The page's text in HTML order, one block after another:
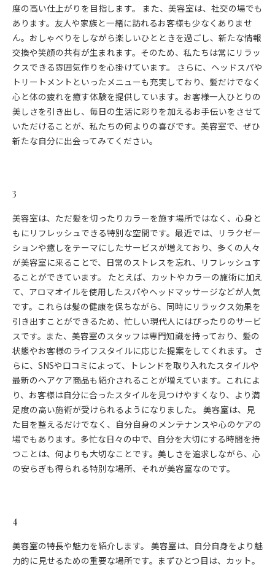
度の高い仕上がりを目指します。 また、美容室は、社交の場でも
あります。友人や家族と一緒に訪れるお客様も少なくありませ
ん。おしゃべりをしながら楽しいひとときを過ごし、新たな情報
交換や笑顔の共有が生まれます。そのため、私たちは常にリラッ
クスできる雰囲気作りを心掛けています。 さらに、ヘッドスパや
トリートメントといったメニューも充実しており、髪だけでなく
心と体の疲れを癒す体験を提供しています。お客様一人ひとりの
美しさを引き出し、毎日の生活に彩りを加えるお手伝いをさせて
いただけることが、私たちの何よりの喜びです。美容室で、ぜひ
新たな自分に出会ってみてください。
3
美容室は、ただ髪を切ったりカラーを施す場所ではなく、心身と
もにリフレッシュできる特別な空間です。最近では、リラクゼー
ションや癒しをテーマにしたサービスが増えており、多くの人々
が美容室に来ることで、日常のストレスを忘れ、リフレッシュす
ることができています。 たとえば、カットやカラーの施術に加え
て、アロマオイルを使用したスパやヘッドマッサージなどが人気
です。これらは髪の健康を保ちながら、同時にリラックス効果を
引き出すことができるため、忙しい現代人にはぴったりのサービ
スです。また、美容室のスタッフは専門知識を持っており、髪の
状態やお客様のライフスタイルに応じた提案をしてくれます。 さ
らに、SNSや口コミによって、トレンドを取り入れたスタイルや
最新のヘアケア商品も紹介されることが増えています。これによ
り、お客様は自分に合ったスタイルを見つけやすくなり、より満
足度の高い施術が受けられるようになりました。 美容室は、見
た目を整えるだけでなく、自分自身のメンテナンスや心のケアの
場でもあります。多忙な日々の中で、自分を大切にする時間を持
つことは、何よりも大切なことです。美しさを追求しながら、心
の安らぎも得られる特別な場所、それが美容室なのです。
4
美容室の特長や魅力を紹介します。 美容室は、自分自身をより魅
力的に見せるための重要な場所です。まずひとつ目は、カット。